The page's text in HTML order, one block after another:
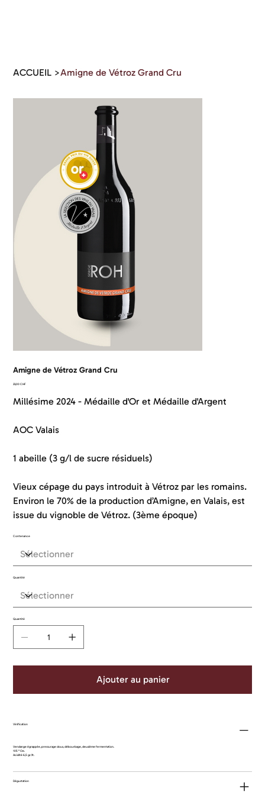
ACCUEIL >Amigne de Vétroz Grand Cru
Amigne de Vétroz Grand Cru
Prix
23,00 CHF
Millésime 2024 - Médaille d'Or et Médaille d'Argent
AOC Valais
1 abeille (3 g/l de sucre résiduels)
Vieux cépage du pays introduit à Vétroz par les romains.
Environ le 70% de la production d’Amigne, en Valais, est
issue du vignoble de Vétroz. (3ème époque)
Contenance
Quantité
Quantité
Ajouter au panier
Vinification
Vendange égrappée, pressurage doux, débourbage, deuxième fermentation.
105 ° Oe.
Acidité 6,5 gr/lt.
Dégustation